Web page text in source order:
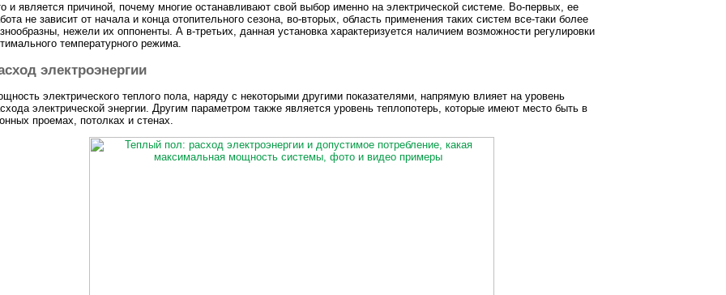
и является причиной, почему многие останавливают свой выбор именно на электрической системе. Во-первых, ее
не зависит от начала и конца отопительного сезона, во-вторых, область применения таких систем все-таки более
нежели их оппоненты. А в-третьих, данная установка характеризуется наличием возможности регулировки
температурного режима.
электроэнергии
электрического теплого пола, наряду с некоторыми другими показателями, напрямую влияет на уровень
электрической энергии. Другим параметром также является уровень теплопотерь, которые имеют место быть в
проемах, потолках и стенах.